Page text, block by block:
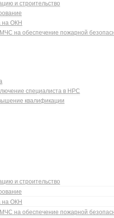
и строительство
на ОКН
на обеспечение пожарной
специалиста в НРС
квалификации
и строительство
на ОКН
на обеспечение пожарной